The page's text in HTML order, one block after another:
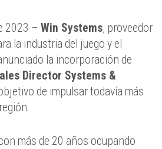
2023 – Win Systems, proveedor
la industria del juego y el
la incorporación de
Director Systems &
de impulsar todavía más
más de 20 años ocupando